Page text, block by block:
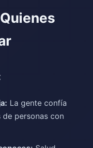
La gente confía
de personas con